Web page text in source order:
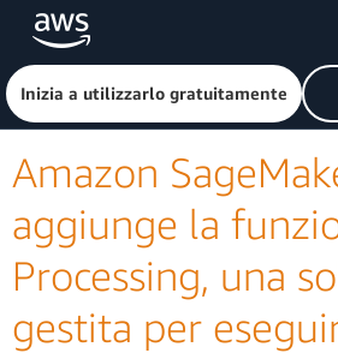
Passa al contenuto principale
Fai clic qui per tornare alla
Inizia a utilizzarlo gratuitamente
Amazon
aggiunge la
Processing, una
gestita per